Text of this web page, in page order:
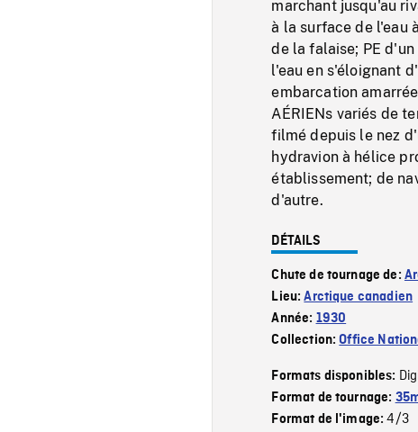
marchant jusqu'au
à la surface de l'eau
de la falaise; PE
l'eau en s'éloignant
embarcation
AÉRIENs variés de
filmé depuis le nez
hydravion à hélice
établissement; de
d'autre.
DÉTAILS
Chute de tournage de:
Lieu:Arctique canadien
Année: 1930
Collection:Office
Formats disponibles:
Format de tournage:
Format de l'image:4/3